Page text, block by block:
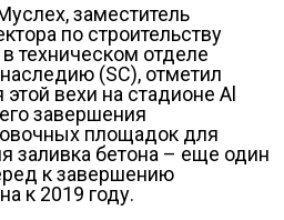
заместитель
по строительству
техническом отделе
(SC), отметил
вехи на стадионе Al
завершения
площадок для
заливка бетона – еще один
к завершению
к 2019 году.